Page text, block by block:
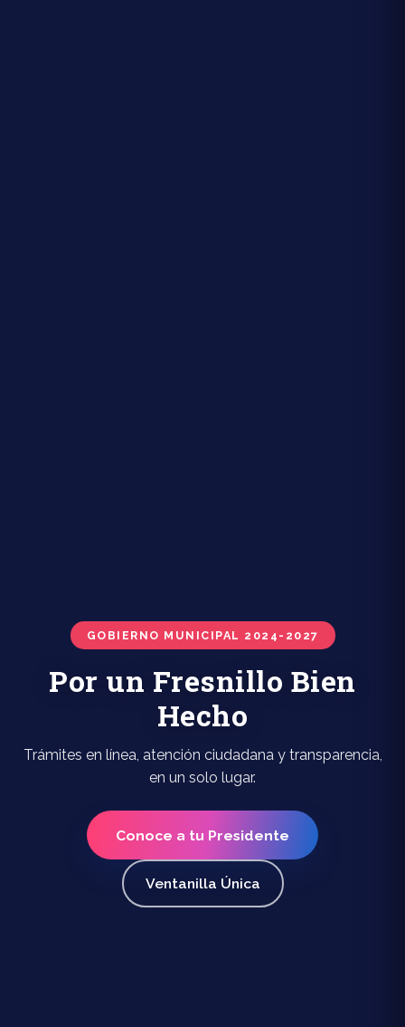
GOBIERNO MUNICIPAL 2024-2027
Por un Fresnillo Bien
Hecho
Trámites en línea, atención ciudadana y transparencia,
en un solo lugar.
Conoce a tu Presidente
Ventanilla Única